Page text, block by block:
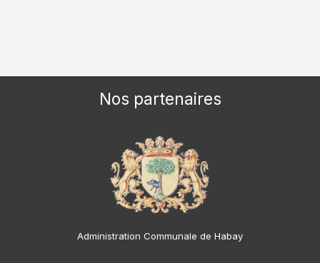
Nos partenaires
Administration Communale de Habay